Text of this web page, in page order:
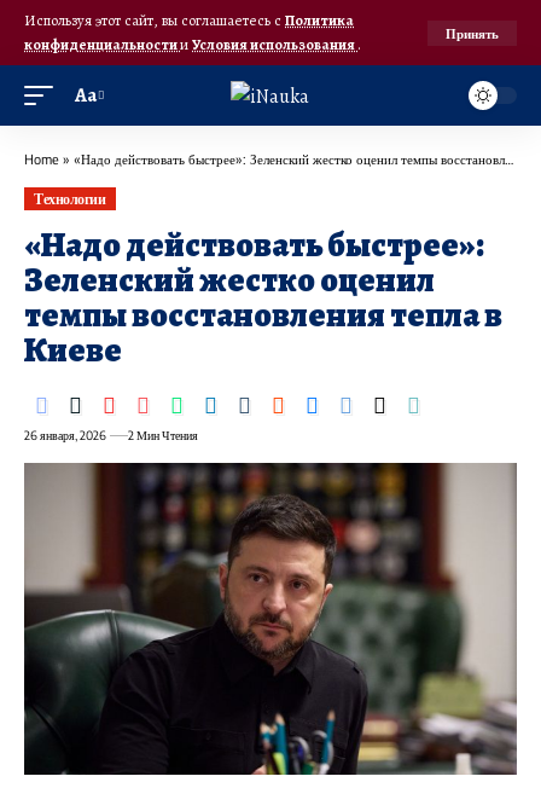
Используя этот сайт, вы соглашаетесь с Политика
конфиденциальностииУсловия использования.
Принять
Аа
Home » «Надо действовать быстрее»: Зеленский жестко оценил темпы восстановления тепла в Киеве
Технологии
«Надо действовать быстрее»:
Зеленский жестко оценил
темпы восстановления тепла в
Киеве
26 января, 2026 2 Мин Чтения